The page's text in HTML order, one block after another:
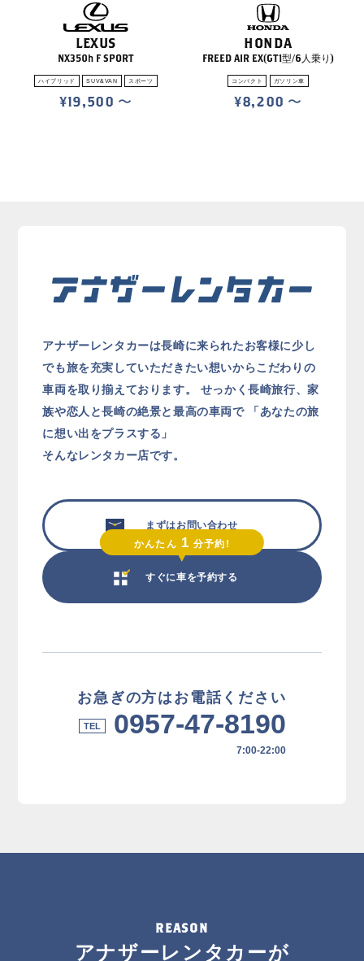
LEXUS
NX350h F SPORT
ハイブリッド SUV&VAN スポーツ
¥19,500
HONDA
FREED AIR EX(GT1型/6人乗り)
コンパクト ガソリン車
¥8,200
アナザーレンタカーは長崎に来られたお客様に 少し
でも旅を充実していただきたい想いからこだわりの
車両を取り揃えております。 せっかく長崎旅行、家
族や恋人と長崎の絶景と最高の車両で
「あなたの旅
に想い出をプラスする」
そんなレンタカー店です。
まずはお問い合わせ
かんたん 1 分予約!
すぐに車を予約する
お急ぎの方はお電話ください
TEL 0957-47-8190
7:00-22:00
REASON
アナザーレンタカーが